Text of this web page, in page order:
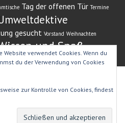
Tag der offenen Tür Termine
gesucht Vorstand Weihnachten
und Spaß
Theme: Edin von
Website verwendet Cookies. Wenn du
du der Verwendung von Cookies
zur Kontrolle von Cookies, findest